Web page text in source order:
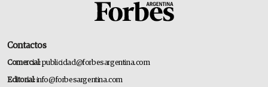
Contactos
Comercial:publicidad@forbesargentina.com
Editorial:info@forbesargentina.com